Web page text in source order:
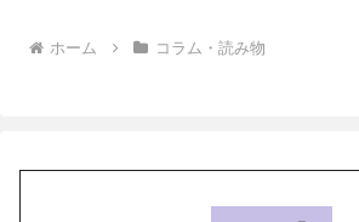
ホーム コラム・読み物